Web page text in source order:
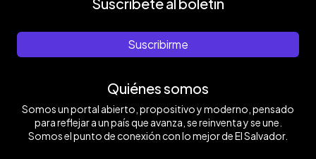
Suscribirme
Quiénes somos
Somos un portal abierto, propositivo y moderno, pensado
para reflejar a un país que avanza, se reinventa y se une.
Somos el punto de conexión con lo mejor de El Salvador.